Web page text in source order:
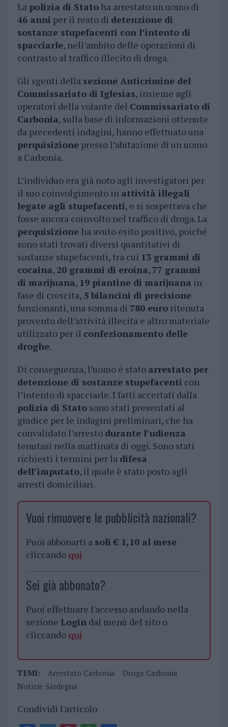
La polizia di Statoha arrestato un uomo di
46 anni per il reato di detenzione di
sostanze stupefacenti con l’intento di
spacciarle, nell’ambito delle operazioni di
contrasto al traffico illecito di droga.
Gli sgenti della sezione Anticrimine del
Commissariato di Iglesias, insieme agli
operatori della volante del Commissariato di
Carbonia, sulla base di informazioni ottenute
da precedenti indagini, hanno effettuato una
perquisizionepresso l’abitazione di un uomo
a Carbonia.
L’individuo era già noto agli investigatori per
il suo coinvolgimento in attività illegali
legate agli stupefacenti, e si sospettava che
fosse ancora coinvolto nel traffico di droga. La
perquisizioneha avuto esito positivo, poiché
sono stati trovati diversi quantitativi di
sostanze stupefacenti, tra cui 13 grammi di
cocaina, 20 grammi di eroina,77 grammi
di marijuana, 19 piantine di marijuana in
fase di crescita, 5 bilancini di precisione
funzionanti, una somma di 780 euroritenuta
provento dell’attività illecita e altro materiale
utilizzato per il confezionamento delle
droghe.
Di conseguenza, l’uomo è stato arrestato per
detenzione di sostanze stupefacenti con
l’intento di spacciarle. I fatti accertati dalla
polizia di Statosono stati presentati al
giudice per le indagini preliminari, che ha
convalidato l’arresto durante l’udienza
tenutasi nella mattinata di oggi. Sono stati
richiesti i termini per la difesa
dell’imputato, il quale è stato posto agli
arresti domiciliari.
Vuoi rimuovere le pubblicità nazionali?
Puoi abbonarti a soli € 1,10 al mese
cliccando qui
Sei già abbonato?
Puoi effettuare l'accesso andando nella
sezione Logindal menù del sito o
cliccando qui
TEMI: Arrestato Carbonia
Droga Carbonia
Notizie Sardegna
Condividi l'articolo